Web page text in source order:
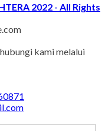
2022 - All Rights
kami melalui